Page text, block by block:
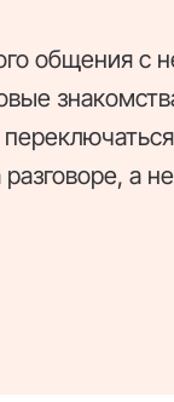
общения с
а